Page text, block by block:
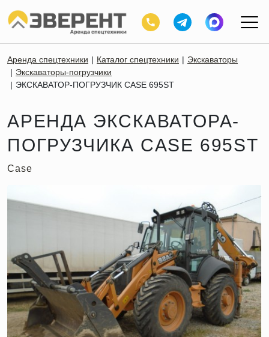
Аренда спецтехники Каталог спецтехники
Экскаваторы
Экскаваторы-погрузчики
ЭКСКАВАТОР-ПОГРУЗЧИК CASE 695ST
АРЕНДА ЭКСКАВАТОРА-
ПОГРУЗЧИКА CASE 695ST
Case